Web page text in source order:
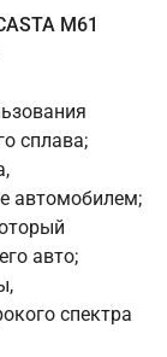
M61
сплава;
автомобилем;
авто;
спектра